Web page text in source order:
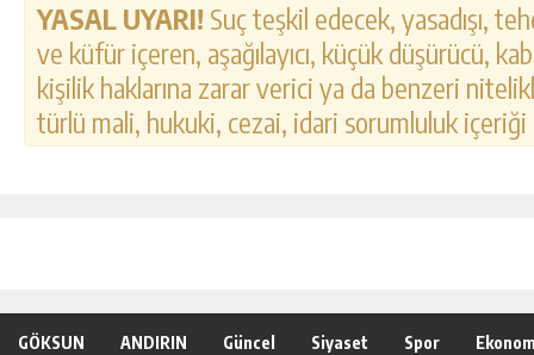
YASAL UYARI! Suç teşkil edecek, yasadışı,
ve küfür içeren, aşağılayıcı, küçük düşürücü,
kişilik haklarına zarar verici ya da benzeri
türlü mali, hukuki, cezai, idari sorumluluk
GÖKSUN ANDIRIN Güncel Siyaset Spor